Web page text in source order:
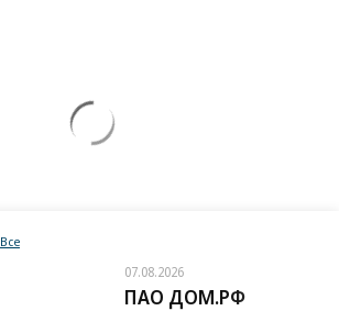
Все
07.08.2026
ПАО ДОМ.РФ